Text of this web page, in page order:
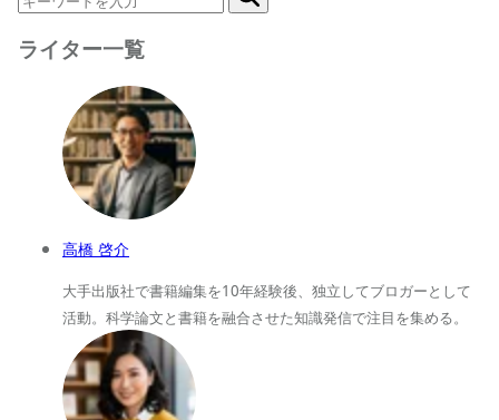
ライター一覧
高橋 啓介
大手出版社で書籍編集を10年経験後、独立してブロガーとして
活動。科学論文と書籍を融合させた知識発信で注目を集める。